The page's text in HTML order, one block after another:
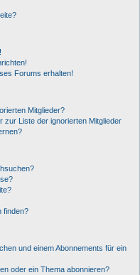
Forums erhalten!
Mitglieder?
zur Liste der ignorierten Mitglieder
finden?
und einem Abonnements für ein
oder ein Thema abonnieren?